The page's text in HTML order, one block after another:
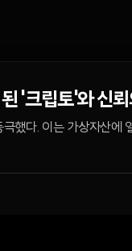
'크립토'와 신
했다. 이는 가상자산에